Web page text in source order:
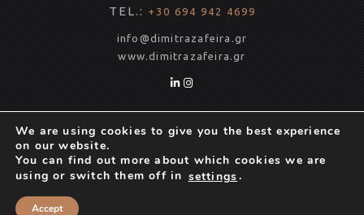
TEL.:+30 694 942 4699
info@dimitrazafeira.gr
www.dimitrazafeira.gr
INSTAGRAM
Copyright 2021 Dimitra Zafeira . All Rights reserved©
We are using cookies to give you the best experience
on our website.
You can find out more about which cookies we are
using or switch them off in settings.
Accept